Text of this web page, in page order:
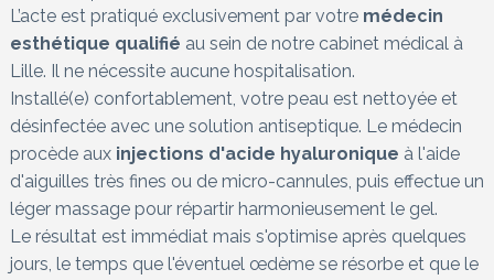
L’acte est pratiqué exclusivement par votre médecin
esthétique qualifié au sein de notre cabinet médical à
Lille. Il ne nécessite aucune hospitalisation.
Installé(e) confortablement, votre peau est nettoyée et
désinfectée avec une solution antiseptique. Le médecin
procède aux injections d'acide hyaluronique à l'aide
d'aiguilles très fines ou de micro-cannules, puis effectue un
léger massage pour répartir harmonieusement le gel.
Le résultat est immédiat mais s'optimise après quelques
jours, le temps que l'éventuel œdème se résorbe et que le